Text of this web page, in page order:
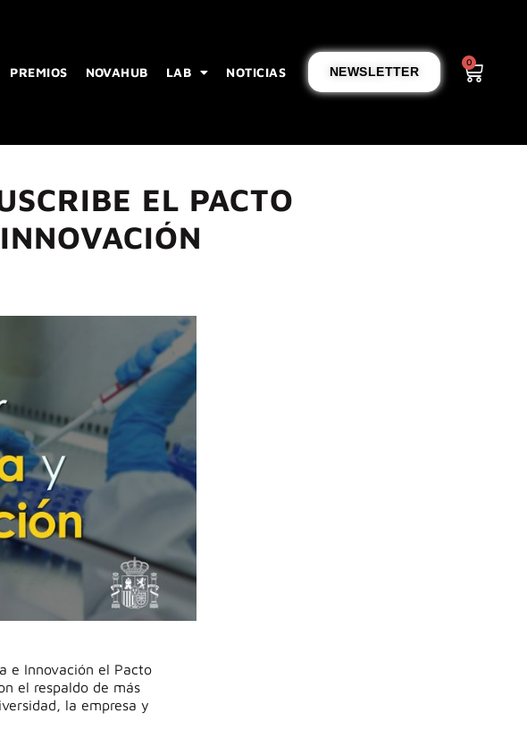
PREMIOS NOVAHUB LAB NOTICIAS NEWSLETTER
0
EL PACTO
e Innovación el Pacto
el respaldo de más
la empresa y